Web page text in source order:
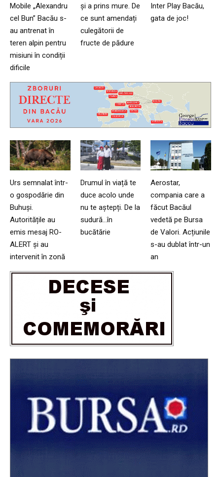
Mobile „Alexandru
cel Bun” Bacău s-
au antrenat în
teren alpin pentru
misiuni în condiții
dificile
și a prins mure. De
ce sunt amendați
culegătorii de
fructe de pădure
Inter Play Bacău,
gata de joc!
Urs semnalat într-
o gospodărie din
Buhuși.
Autoritățile au
emis mesaj RO-
ALERT și au
intervenit în zonă
Drumul în viață te
duce acolo unde
nu te aștepți. De la
sudură…în
bucătărie
Aerostar,
compania care a
făcut Bacăul
vedetă pe Bursa
de Valori. Acțiunile
s-au dublat într-un
an